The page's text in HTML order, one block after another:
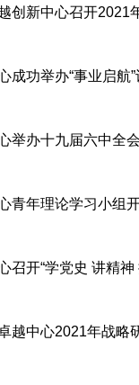
创新中心召开2021
成功举办“事业启航
举办十九届六中全
青年理论学习小组
召开“学党史 讲精
越中心2021年战略